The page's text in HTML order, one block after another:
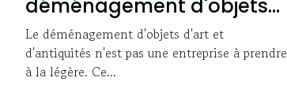
déménagement d'objets
d'art et antiquités
Le déménagement d'objets d'art et
d'antiquités n'est pas une entreprise à prendre
à la légère. Ce...